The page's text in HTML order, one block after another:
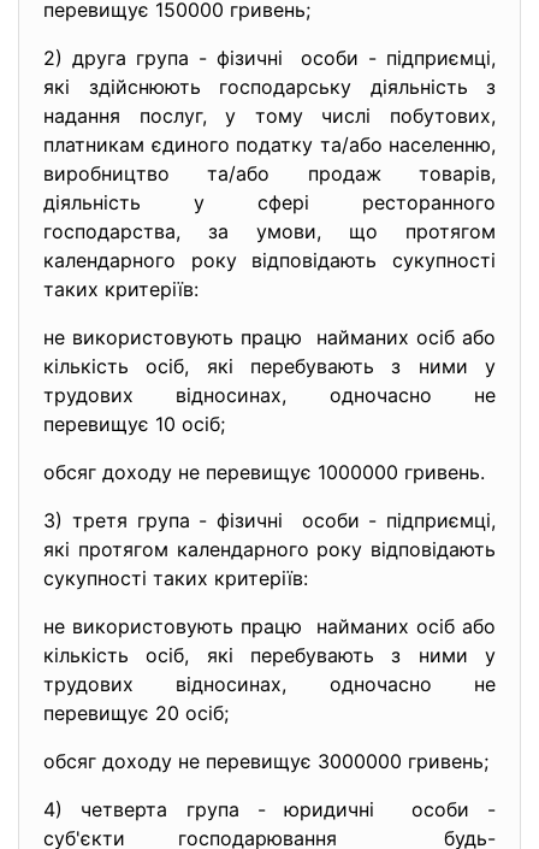
перевищує 150000 гривень;
2) друга група - фізичні особи - підприємці,
які здійснюють господарську діяльність з
надання послуг, у тому числі побутових,
платникам єдиного податку та/або населенню,
виробництво та/або продаж товарів,
діяльність у сфері ресторанного
господарства, за умови, що протягом
календарного року відповідають сукупності
таких критеріїв:
не використовують працю найманих осіб або
кількість осіб, які перебувають з ними у
трудових відносинах, одночасно не
перевищує 10 осіб;
обсяг доходу не перевищує 1000000 гривень.
3) третя група - фізичні особи - підприємці,
які протягом календарного року відповідають
сукупності таких критеріїв:
не використовують працю найманих осіб або
кількість осіб, які перебувають з ними у
трудових відносинах, одночасно не
перевищує 20 осіб;
обсяг доходу не перевищує 3000000 гривень;
4) четверта група - юридичні особи -
суб'єкти господарювання будь-